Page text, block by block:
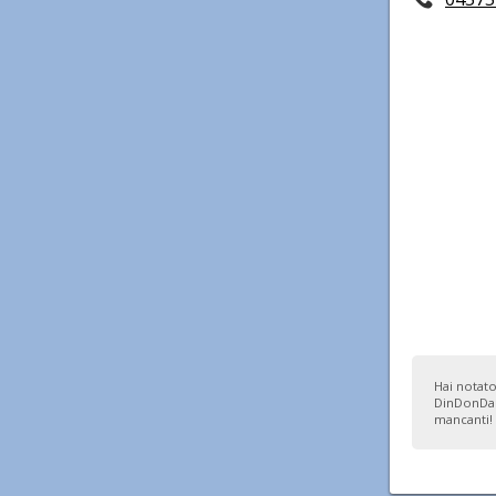
Hai
mancanti!